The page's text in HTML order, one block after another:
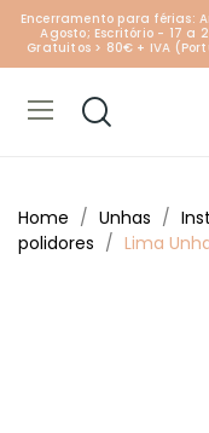
Encerramento para férias:
Agosto; Escritório - 17 a
Gratuitos > 80€ + IVA
Home Unhas
polidores
Lima